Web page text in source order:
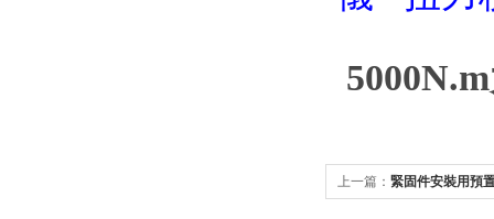
上一篇： 緊固件安裝用預